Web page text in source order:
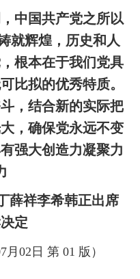
中国共产党之所以
就辉煌，历史和人
根本在于我们党具
比拟的优秀特质。
，结合新的实际把
，确保党永远不变
强大创造力凝聚力
薛祥李希韩正出席
定
月 02 日 第 01 版）